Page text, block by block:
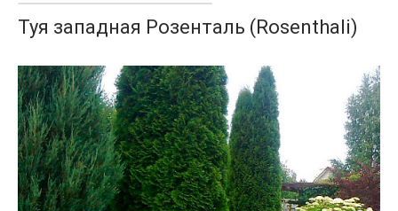
Туя западная Розенталь (Rosenthali)